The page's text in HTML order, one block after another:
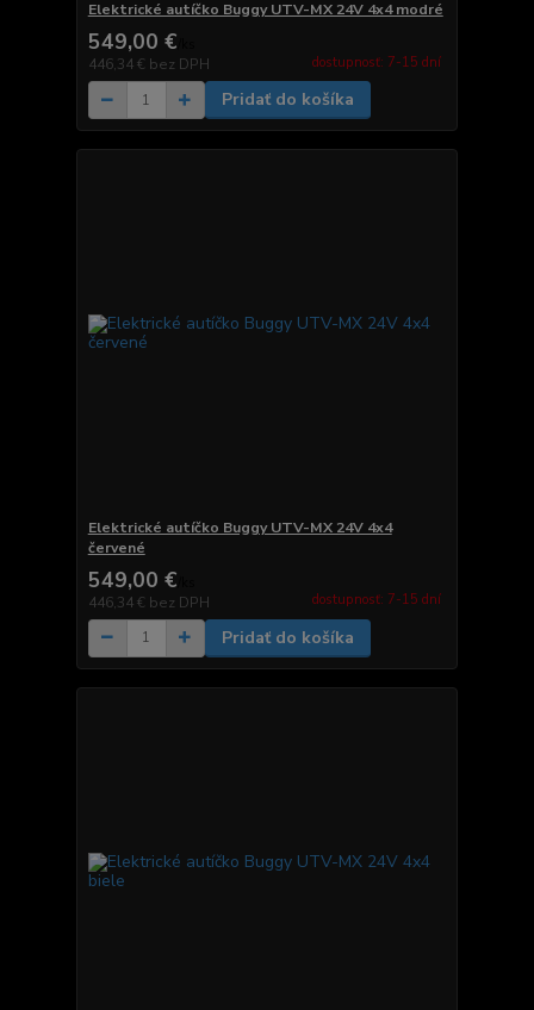
Elektrické autíčko Buggy UTV-MX 24V 4x4 modré
549,00 €
446,34 € bez DPH dostupnosť: 7-15 dní
Pridať do košíka
Elektrické autíčko Buggy UTV-MX 24V 4x4
červené
549,00 €
446,34 € bez DPH dostupnosť: 7-15 dní
Pridať do košíka